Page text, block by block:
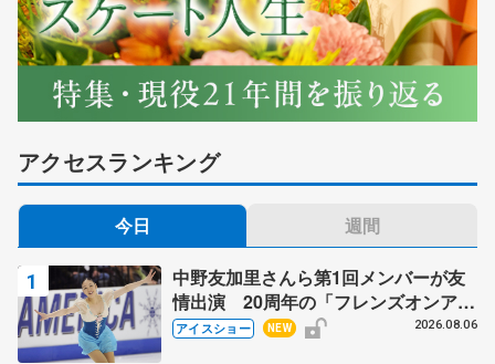
アクセスランキング
今日 週間
中野友加里さんら第1回メンバーが友
情出演 20周年の「フレンズオンアイ
ス」 宮本賢二さん、有川梨絵さん、
アイスショー NEW 2026.08.06